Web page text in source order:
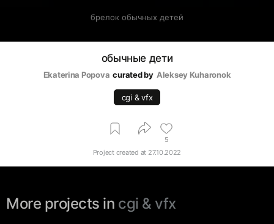
брелок обычных детей
обычные дети
Ekaterina Popova curated by Aleksey Kuharonok
cgi & vfx
5
Project created at 27.10.2022
More projects in cgi & vfx